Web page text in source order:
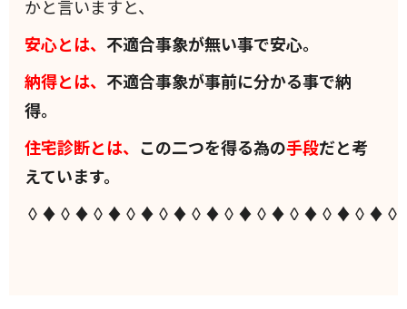
かと言いますと、
安心とは、 不適合事象が無い事で安心。
納得とは、 不適合事象が事前に分かる事で納
得。
住宅診断とは、 この二つを得る為の手段だと考
えています。